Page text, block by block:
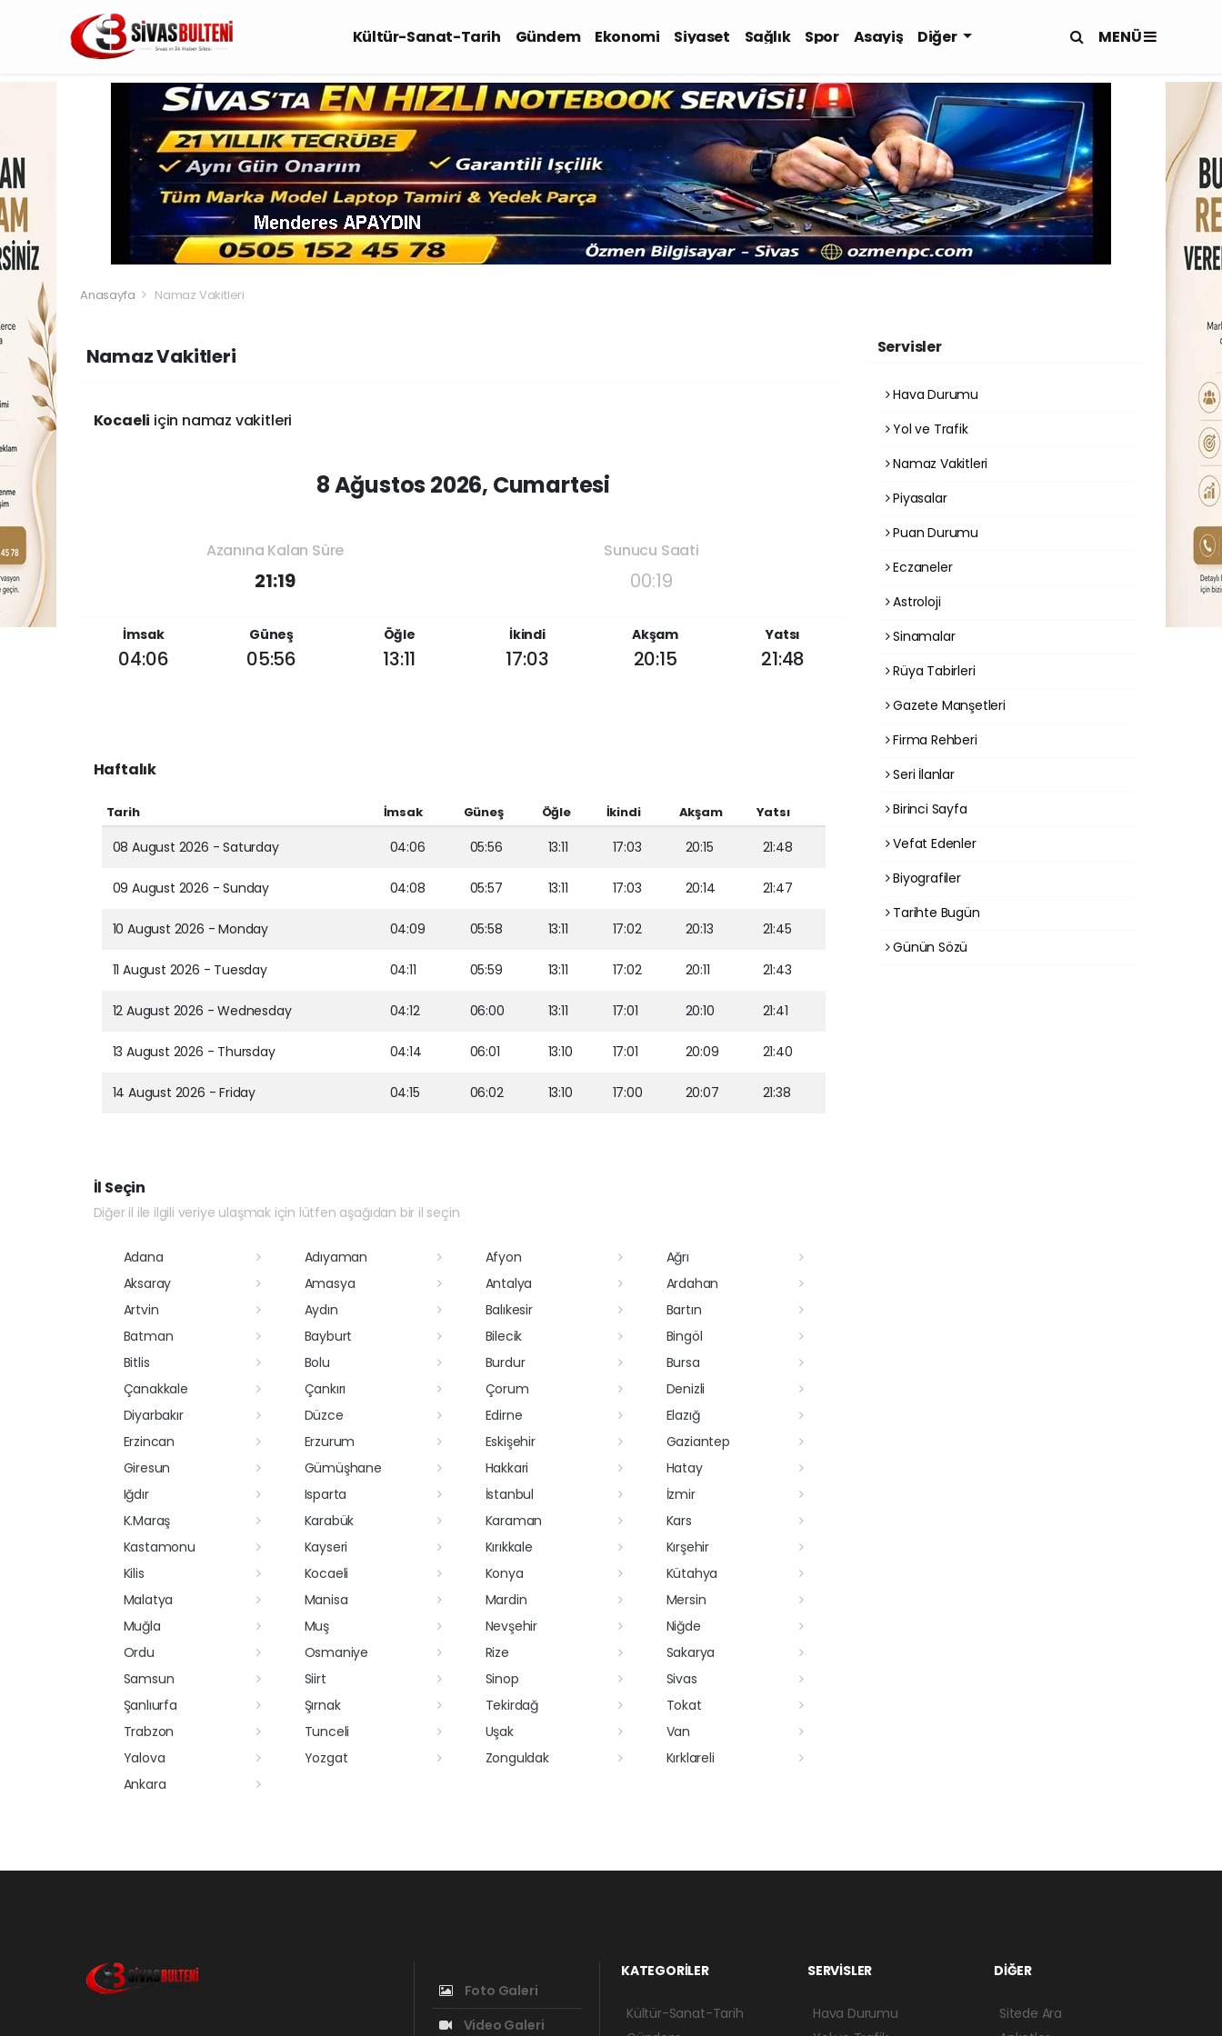
Kültür-Sanat-Tarih Gündem Ekonomi Siyaset Sağlık Spor Asayiş Diğer MENÜ
Anasayfa Namaz Vakitleri
Namaz Vakitleri
Kocaeli için namaz vakitleri
8 Ağustos 2026, Cumartesi
Azanına Kalan Süre
21:19
Sunucu Saati
00:19
İmsak
04:06
Güneş
05:56
Öğle
13:11
İkindi
17:03
Akşam
20:15
Yatsı
21:48
Haftalık
Tarih İmsak Güneş Öğle İkindi Akşam Yatsı
08 August 2026 - Saturday 04:06 05:56 13:11 17:03 20:15 21:48
09 August 2026 - Sunday 04:08 05:57 13:11 17:03 20:14 21:47
10 August 2026 - Monday 04:09 05:58 13:11 17:02 20:13 21:45
11 August 2026 - Tuesday 04:11 05:59 13:11 17:02 20:11 21:43
12 August 2026 - Wednesday 04:12 06:00 13:11 17:01 20:10 21:41
13 August 2026 - Thursday 04:14 06:01 13:10 17:01 20:09 21:40
14 August 2026 - Friday 04:15 06:02 13:10 17:00 20:07 21:38
İl Seçin
Diğer il ile ilgili veriye ulaşmak için lütfen aşağıdan bir il seçin
Adana Adıyaman Afyon
Ağrı
Aksaray
Amasya Antalya
Ardahan
Artvin
Aydın Balıkesir
Bartın
Batman
Bayburt Bilecik
Bingöl
Bitlis
Bolu Burdur
Bursa
Çanakkale
Çankırı Çorum
Denizli
Diyarbakır
Düzce Edirne
Elazığ
Erzincan
Erzurum Eskişehir
Gaziantep
Giresun
Gümüşhane Hakkari
Hatay
Iğdır
Isparta İstanbul
İzmir
K.Maraş
Karabük Karaman
Kars
Kastamonu
Kayseri Kırıkkale
Kırşehir
Kilis
Kocaeli Konya
Kütahya
Malatya
Manisa Mardin
Mersin
Muğla
Muş Nevşehir
Niğde
Ordu
Osmaniye Rize
Sakarya
Samsun
Siirt Sinop
Sivas
Şanlıurfa
Şırnak Tekirdağ
Tokat
Trabzon
Tunceli Uşak
Van
Yalova
Yozgat Zonguldak
Kırklareli
Ankara
Servisler
Hava Durumu
Yol ve Trafik
Namaz Vakitleri
Piyasalar
Puan Durumu
Eczaneler
Astroloji
Sinamalar
Rüya Tabirleri
Gazete Manşetleri
Firma Rehberi
Seri İlanlar
Birinci Sayfa
Vefat Edenler
Biyografiler
Tarihte Bugün
Günün Sözü
Foto Galeri
Video Galeri
KATEGORİLER
Kültür-Sanat-Tarih
SERVİSLER
Hava Durumu
DİĞER
Sitede Ara